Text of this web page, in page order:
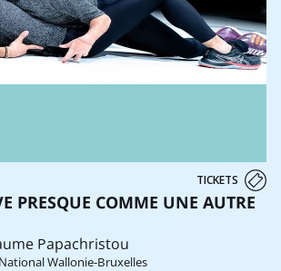
TICKETS
PRESQUE COMME UNE AUTRE
Papachristou
Wallonie-Bruxelles